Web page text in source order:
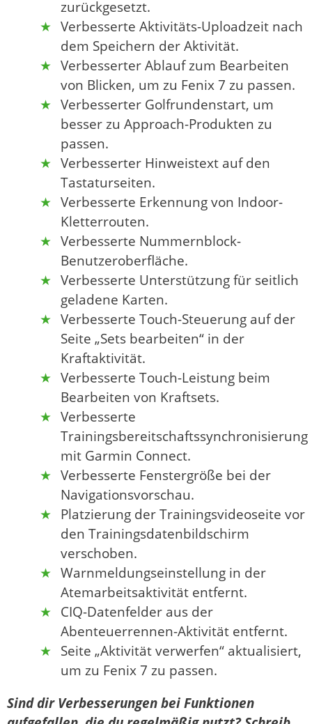
zurückgesetzt.
Verbesserte Aktivitäts-Uploadzeit nach
dem Speichern der Aktivität.
Verbesserter Ablauf zum Bearbeiten
von Blicken, um zu Fenix ​​7 zu passen.
Verbesserter Golfrundenstart, um
besser zu Approach-Produkten zu
passen.
Verbesserter Hinweistext auf den
Tastaturseiten.
Verbesserte Erkennung von Indoor-
Kletterrouten.
Verbesserte Nummernblock-
Benutzeroberfläche.
Verbesserte Unterstützung für seitlich
geladene Karten.
Verbesserte Touch-Steuerung auf der
Seite „Sets bearbeiten“ in der
Kraftaktivität.
Verbesserte Touch-Leistung beim
Bearbeiten von Kraftsets.
Verbesserte
Trainingsbereitschaftssynchronisierung
mit Garmin Connect.
Verbesserte Fenstergröße bei der
Navigationsvorschau.
Platzierung der Trainingsvideoseite vor
den Trainingsdatenbildschirm
verschoben.
Warnmeldungseinstellung in der
Atemarbeitsaktivität entfernt.
CIQ-Datenfelder aus der
Abenteuerrennen-Aktivität entfernt.
Seite „Aktivität verwerfen“ aktualisiert,
um zu Fenix ​​7 zu passen.
Sind dir Verbesserungen bei Funktionen